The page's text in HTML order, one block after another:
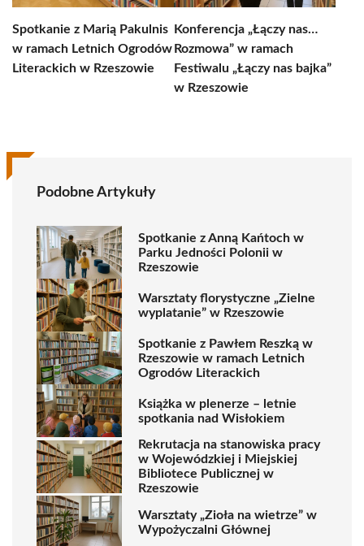
Spotkanie z Marią Pakulnis
w ramach Letnich Ogrodów
Literackich w Rzeszowie
Konferencja „Łączy nas…
Rozmowa” w ramach
Festiwalu „Łączy nas bajka”
w Rzeszowie
Podobne Artykuły
Spotkanie z Anną Kańtoch w
Parku Jedności Polonii w
Rzeszowie
Warsztaty florystyczne „Zielne
wyplatanie” w Rzeszowie
Spotkanie z Pawłem Reszką w
Rzeszowie w ramach Letnich
Ogrodów Literackich
Książka w plenerze – letnie
spotkania nad Wisłokiem
Rekrutacja na stanowiska pracy
w Wojewódzkiej i Miejskiej
Bibliotece Publicznej w
Rzeszowie
Warsztaty „Zioła na wietrze” w
Wypożyczalni Głównej